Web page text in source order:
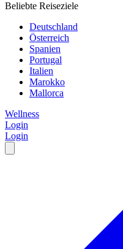
Beliebte Reiseziele
Deutschland
Österreich
Spanien
Portugal
Italien
Marokko
Mallorca
Wellness
Login
Login